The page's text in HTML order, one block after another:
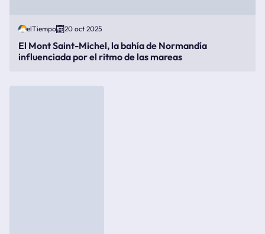
elTiempo 20 oct 2025
El Mont Saint-Michel, la bahía de Normandía
influenciada por el ritmo de las mareas